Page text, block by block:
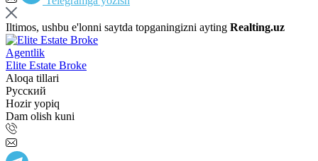
Iltimos, ushbu e'lonni saytda topganingizni ayting Realting.uz
Agentlik
Elite Estate Broke
Aloqa tillari
Русский
Hozir yopiq
Dam olish kuni